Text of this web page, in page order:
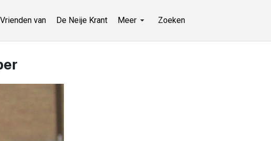
Vrienden van De Neije Krant Meer Zoeken